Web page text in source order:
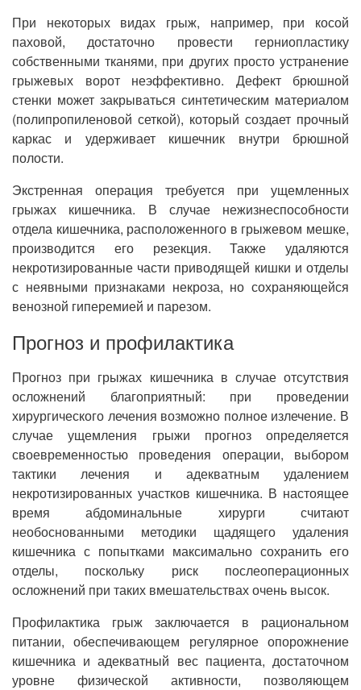
При некоторых видах грыж, например, при косой
паховой, достаточно провести герниопластику
собственными тканями, при других просто устранение
грыжевых ворот неэффективно. Дефект брюшной
стенки может закрываться синтетическим материалом
(полипропиленовой сеткой), который создает прочный
каркас и удерживает кишечник внутри брюшной
полости.
Экстренная операция требуется при ущемленных
грыжах кишечника. В случае нежизнеспособности
отдела кишечника, расположенного в грыжевом мешке,
производится его резекция. Также удаляются
некротизированные части приводящей кишки и отделы
с неявными признаками некроза, но сохраняющейся
венозной гиперемией и парезом.
Прогноз и профилактика
Прогноз при грыжах кишечника в случае отсутствия
осложнений благоприятный: при проведении
хирургического лечения возможно полное излечение. В
случае ущемления грыжи прогноз определяется
своевременностью проведения операции, выбором
тактики лечения и адекватным удалением
некротизированных участков кишечника. В настоящее
время абдоминальные хирурги считают
необоснованными методики щадящего удаления
кишечника с попытками максимально сохранить его
отделы, поскольку риск послеоперационных
осложнений при таких вмешательствах очень высок.
Профилактика грыж заключается в рациональном
питании, обеспечивающем регулярное опорожнение
кишечника и адекватный вес пациента, достаточном
уровне физической активности, позволяющем